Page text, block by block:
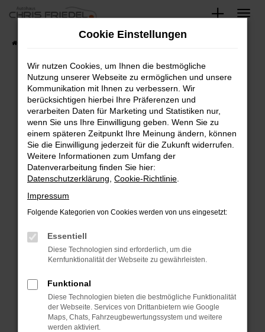
Zum
springen
Fahrzeugsuche
Fehler: Network Error
Beim Laden ist ein Fehler aufgetreten.
Hier sind ein paar Tipps, die dir helfen können:
Überprüfe deine Firewall und deine
Internetverbindung.
Laden andere Webseiten, zum Beispiel deine
Suchmaschine?
Prüfe deine Browsererweiterungen.
können das Laden bestimmter Seiten
verhindern. Funktioniert die Seite in einem
anderen Browser oder in einem privaten
Starte dein Gerät neu.
Das kann manchmal helfen, vorübergehende
Probleme zu beheben.
Cookie Einstellungen
Wir nutzen Cookies, um Ihnen die bestmögliche
Nutzung unserer Webseite zu ermöglichen und unsere
Kommunikation mit Ihnen zu verbessern. Wir
berücksichtigen hierbei Ihre Präferenzen und
verarbeiten Daten für Marketing und Statistiken nur,
wenn Sie uns Ihre Einwilligung geben. Wenn Sie zu
einem späteren Zeitpunkt Ihre Meinung ändern, können
Sie die Einwilligung jederzeit für die Zukunft widerrufen.
Weitere Informationen zum Umfang der
Datenverarbeitung finden Sie hier:
Datenschutzerklärung Cookie-Richtlinie
Impressum
Folgende Kategorien von Cookies werden von uns eingesetzt:
Essentiell
Diese Technologien sind erforderlich, um die
Kernfunktionalität der Webseite zu gewährleisten.
Funktional
Diese Technologien bieten die bestmögliche Funktionalität
der Webseite. Services von Drittanbietern wie Google
Maps, Chats, Fahrzeugbewertungssystem und weitere
werden aktiviert.